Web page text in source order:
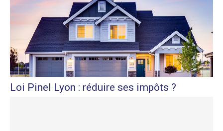
Loi Pinel Lyon : réduire ses impôts ?